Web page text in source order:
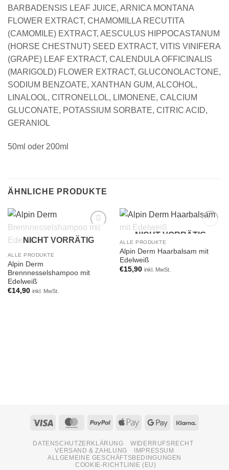
BARBADENSIS LEAF JUICE, ARNICA MONTANA
FLOWER EXTRACT, CHAMOMILLA RECUTITA
(CAMOMILE) EXTRACT, AESCULUS HIPPOCASTANUM
(HORSE CHESTNUT) SEED EXTRACT, VITIS VINIFERA
(GRAPE) LEAF EXTRACT, CALENDULA OFFICINALIS
(MARIGOLD) FLOWER EXTRACT, GLUCONOLACTONE,
SODIUM BENZOATE, XANTHAN GUM, ALCOHOL,
LINALOOL, CITRONELLOL, LIMONENE, CALCIUM
GLUCONATE, POTASSIUM SORBATE, CITRIC ACID,
GERANIOL
50ml oder 200ml
ÄHNLICHE PRODUKTE
wishlist
NICHT VORRÄTIG
ALLE PRODUKTE
Alpin Derm
Brennnesselshampoo mit
Edelweiß
€14,90 inkl. MwSt.
Add to
NICHT VORRÄTIG
ALLE PRODUKTE
Alpin Derm Haarbalsam mit
Edelweiß
€15,90 inkl. MwSt.
Visa MasterCardPayPal
Apple
Google
DATENSCHUTZERKLÄRUNG
WIDERRUFSRECHT
VERSAND & ZAHLUNG
IMPRESSUM
ALLGEMEINE GESCHÄFTSBEDINGUNGEN
COOKIE-RICHTLINIE (EU)